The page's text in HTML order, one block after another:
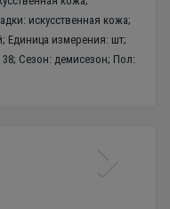
искусственная кожа;
Единица измерения: шт;
Сезон: демисезон; Пол: